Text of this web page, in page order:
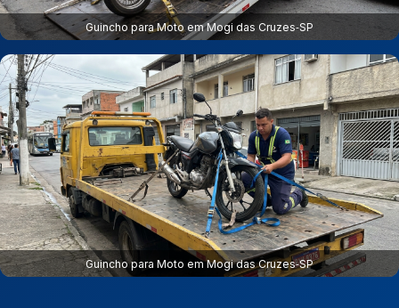
Guincho para Moto em Mogi das Cruzes‑SP
Guincho para Moto em Mogi das Cruzes‑SP